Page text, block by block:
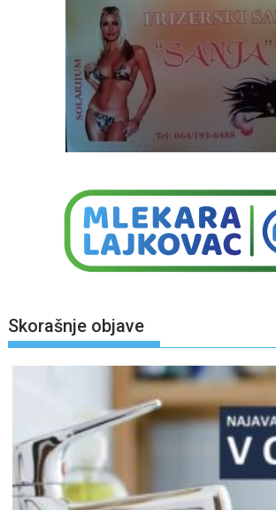
Skorašnje objave